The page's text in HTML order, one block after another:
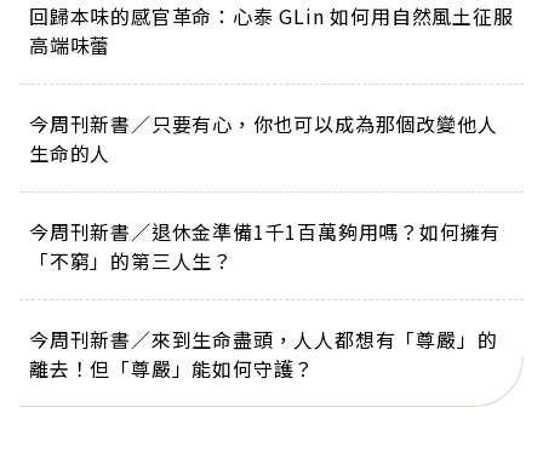
回歸本味的感官革命：心泰 GLin 如何用自然風土征服
高端味蕾
今周刊新書／只要有心，你也可以成為那個改變他人
生命的人
今周刊新書／退休金準備1千1百萬夠用嗎？如何擁有
「不窮」的第三人生？
今周刊新書／來到生命盡頭，人人都想有「尊嚴」的
離去！但「尊嚴」能如何守護？